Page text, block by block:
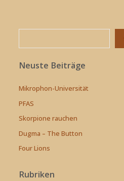
Neuste Beiträge
Mikrophon-Universität
PFAS
Skorpione rauchen
Dugma – The Button
Four Lions
Rubriken